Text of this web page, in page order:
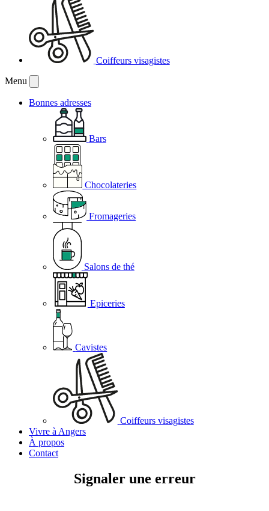
Coiffeurs visagistes
Menu
Bonnes adresses
Bars
Chocolateries
Fromageries
Salons de thé
Epiceries
Cavistes
Coiffeurs visagistes
Vivre à Angers
À propos
Contact
Signaler une erreur